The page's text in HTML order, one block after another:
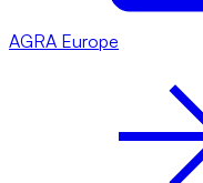
AGRA Europe